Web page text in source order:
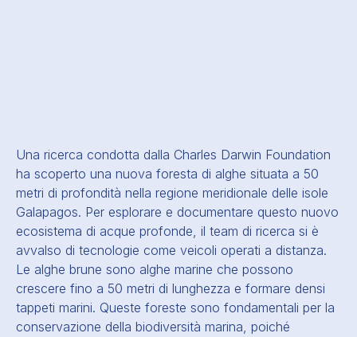
Una ricerca condotta dalla Charles Darwin Foundation
ha scoperto una nuova foresta di alghe situata a 50
metri di profondità nella regione meridionale delle isole
Galapagos. Per esplorare e documentare questo nuovo
ecosistema di acque profonde, il team di ricerca si è
avvalso di tecnologie come veicoli operati a distanza.
Le alghe brune sono alghe marine che possono
crescere fino a 50 metri di lunghezza e formare densi
tappeti marini. Queste foreste sono fondamentali per la
conservazione della biodiversità marina, poiché